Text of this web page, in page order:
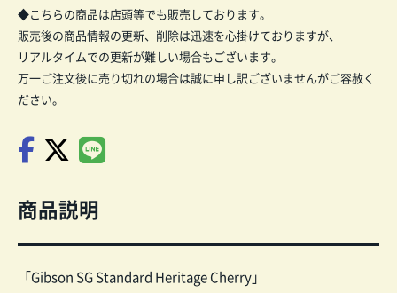
◆こちらの商品は店頭等でも販売しております。
販売後の商品情報の更新、削除は迅速を心掛けておりますが、
リアルタイムでの更新が難しい場合もございます。
万一ご注文後に売り切れの場合は誠に申し訳ございませんがご容赦く
ださい。
商品説明
「Gibson SG Standard Heritage Cherry」